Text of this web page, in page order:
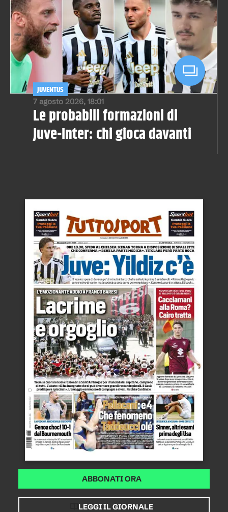
7 agosto 2026, 18:01
JUVENTUS
Le probabili formazioni di
Juve-Inter: chi gioca davanti
ABBONATI ORA
LEGGI IL GIORNALE